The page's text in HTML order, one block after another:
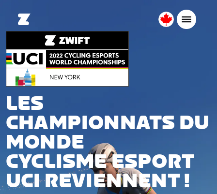
Canada
LES
CHAMPIONNATS DU
MONDE
CYCLISME ESPORT
UCI REVIENNENT !